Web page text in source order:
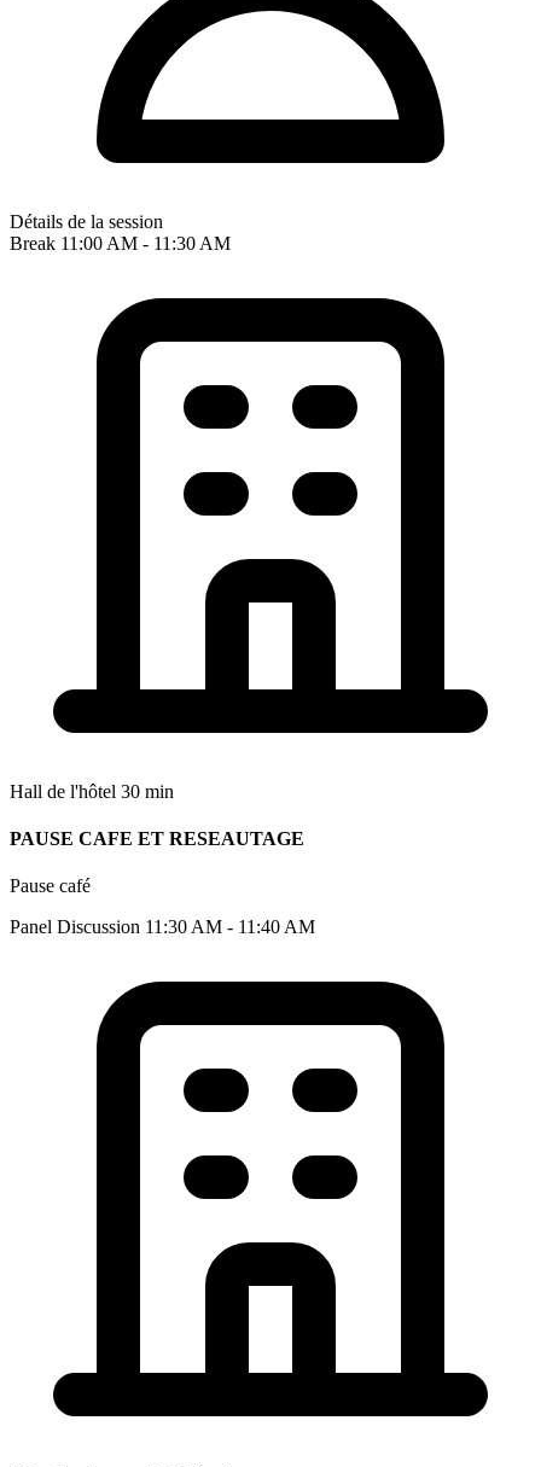
Détails de la session
Break 11:00 AM - 11:30 AM
Hall de l'hôtel 30 min
PAUSE CAFE ET RESEAUTAGE
Pause café
Panel Discussion 11:30 AM - 11:40 AM